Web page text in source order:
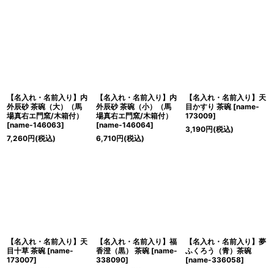
【名入れ・名前入り】内
外辰砂 茶碗（大）（馬
場真右エ門窯/木箱付）
[name-146063]
7,260円(税込)
【名入れ・名前入り】内
外辰砂 茶碗（小）（馬
場真右エ門窯/木箱付）
[name-146064]
6,710円(税込)
【名入れ・名前入り】天
目かすり 茶碗 [name-
173009]
3,190円(税込)
【名入れ・名前入り】天
目十草 茶碗 [name-
173007]
【名入れ・名前入り】福
香澄（黒） 茶碗 [name-
338090]
【名入れ・名前入り】夢
ふくろう（青）茶碗
[name-336058]